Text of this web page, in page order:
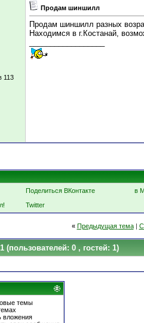
113
Продам шиншилл
Продам шиншилл разных
Находимся в г.Костанай,
Поделиться ВКонтакте
в
Twitter
« Предыдущая тема|
(пользователей: 0 , гостей: 1)
темы
вложения